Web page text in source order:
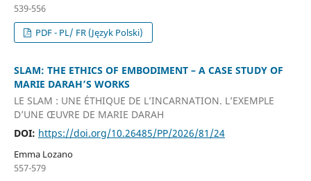
539-556
PDF - PL/ FR (Język Polski)
SLAM: THE ETHICS OF EMBODIMENT – A CASE STUDY OF
MARIE DARAH’S WORKS
LE SLAM : UNE ÉTHIQUE DE L’INCARNATION. L’EXEMPLE
D’UNE ŒUVRE DE MARIE DARAH
DOI: https://doi.org/10.26485/PP/2026/81/24
Emma Lozano
557-579